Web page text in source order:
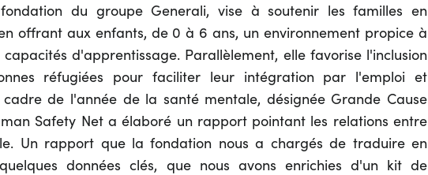
fondation du groupe Generali, vise à soutenir les familles en
offrant aux enfants, de 0 à 6 ans, un environnement propice à
d'apprentissage. Parallèlement, elle favorise l'inclusion
réfugiées pour faciliter leur intégration par l'emploi et
de l'année de la santé mentale, désignée Grande Cause
Safety Net a élaboré un rapport pointant les relations entre
Un rapport que la fondation nous a chargés de traduire en
données clés, que nous avons enrichies d'un kit de